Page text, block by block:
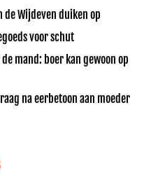
de Wijdeven duiken op
voor schut
mand: boer kan gewoon op
na eerbetoon aan moeder